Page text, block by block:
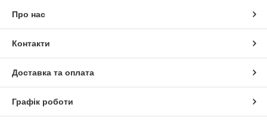
Про нас
Контакти
Доставка та оплата
Графік роботи